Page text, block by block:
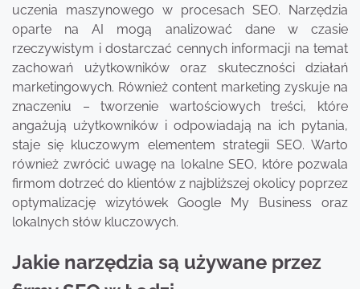
uczenia maszynowego w procesach SEO. Narzędzia
oparte na AI mogą analizować dane w czasie
rzeczywistym i dostarczać cennych informacji na temat
zachowań użytkowników oraz skuteczności działań
marketingowych. Również content marketing zyskuje na
znaczeniu – tworzenie wartościowych treści, które
angażują użytkowników i odpowiadają na ich pytania,
staje się kluczowym elementem strategii SEO. Warto
również zwrócić uwagę na lokalne SEO, które pozwala
firmom dotrzeć do klientów z najbliższej okolicy poprzez
optymalizację wizytówek Google My Business oraz
lokalnych słów kluczowych.
Jakie narzędzia są używane przez